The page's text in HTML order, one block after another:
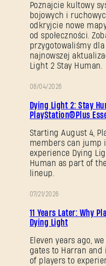
Poznajcie kultowy
bojowych i
odkryjcie nowe
od społeczności.
przygotowaliśmy dla
najnowszej
Light 2 Stay Human.
08/04/2026
Dying Light 2: Stay
PlayStation®Plus
Starting August 4,
members can jump
experience Dying
Human as part of
lineup.
07/21/2026
11 Years Later: Why
Dying Light
Eleven years ago,
gates to Harran
of players to